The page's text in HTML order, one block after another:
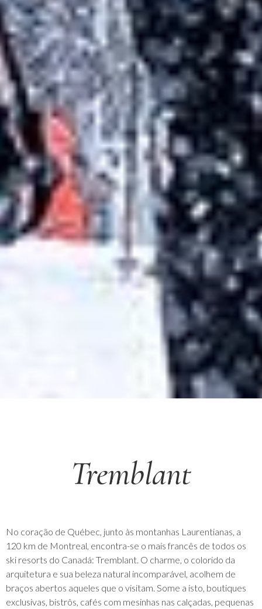
Tremblant
No coração de Québec, junto às montanhas Laurentianas, a
120 km de Montreal, encontra-se o mais francês de todos os
ski resorts do Canadá: Tremblant. O charme, o colorido da
arquitetura e sua beleza natural incomparável, acolhem de
braços abertos aqueles que o visitam. Some a isto, boutiques
exclusivas, bistrôs, cafés com mesinhas nas calçadas, pequenas